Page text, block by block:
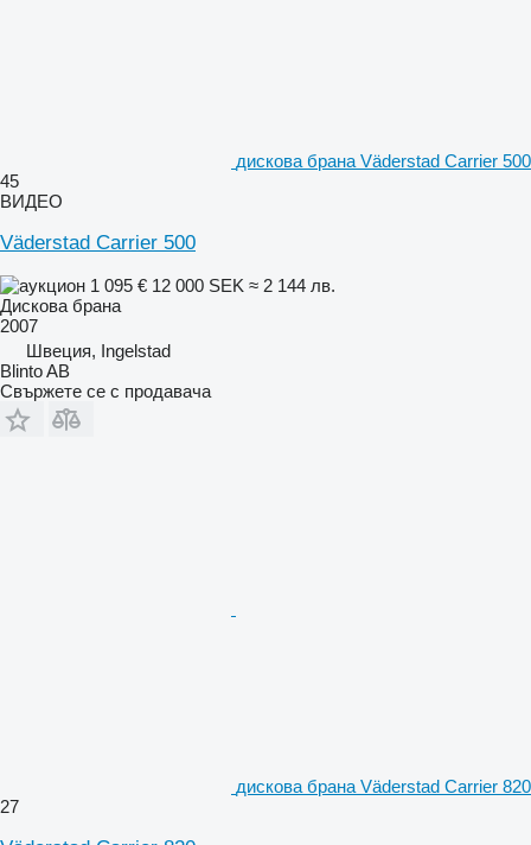
дискова брана Väderstad Carrier 500
45
ВИДЕО
Väderstad Carrier 500
1 095 € 12 000 SEK ≈ 2 144 лв.
Дискова брана
2007
Швеция, Ingelstad
Blinto AB
Свържете се с продавача
дискова брана Väderstad Carrier 820
27